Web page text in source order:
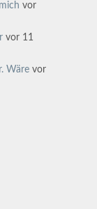
vor
vor 11
Wäre vor